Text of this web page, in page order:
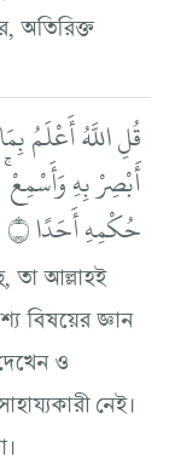
অতিরিক্ত
قُلِ اللَّهُ أَعْلَمُ
أَبْصِرْ بِهِ
حُكْمِهِ أَحَدًا ۝
তা আল্লাহই
বিষয়ের জ্ঞান
ও
নেই।